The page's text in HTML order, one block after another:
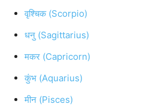
वृश्चिक (Scorpio)
धनु (Sagittarius)
मकर (Capricorn)
कुंभ (Aquarius)
मीन (Pisces)